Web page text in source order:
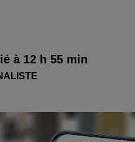
à 12 h 55 min